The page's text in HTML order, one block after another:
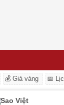
💰 Giá vàng 📅
Sao Việt